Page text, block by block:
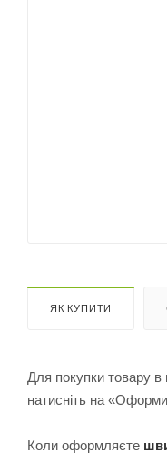
ЯК КУПИТИ
Для покупки товару в
натисніть на
Коли оформляєте